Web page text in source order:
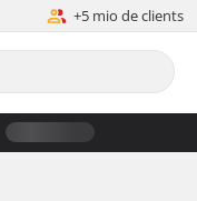
+5 mio de clients